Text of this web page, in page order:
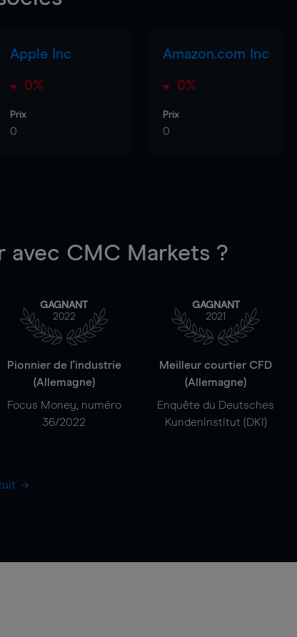
Apple Inc
0%
Prix
0
Amazon.com Inc
0%
Prix
0
avec CMC Markets ?
GAGNANT
2022
Pionnier de l'industrie
(Allemagne)
Focus Money, numéro
36/2022
GAGNANT
2021
Meilleur courtier CFD
(Allemagne)
Enquête du Deutsches
Kundeninstitut (DKI)